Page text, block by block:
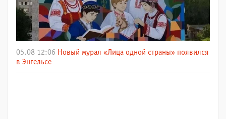
05.08 12:06 Новый мурал «Лица одной страны» появился
в Энгельсе